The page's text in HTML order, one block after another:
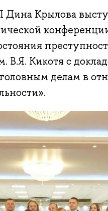
Крылова
В.Я. Кикотя с
делам в